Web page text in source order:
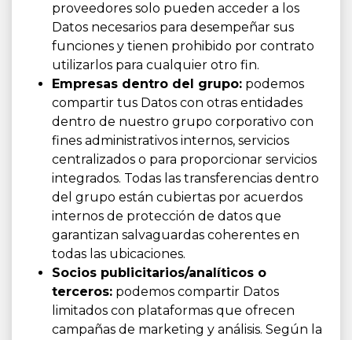
proveedores solo pueden acceder a los
Datos necesarios para desempeñar sus
funciones y tienen prohibido por contrato
utilizarlos para cualquier otro fin.
Empresas dentro del grupo: podemos
compartir tus Datos con otras entidades
dentro de nuestro grupo corporativo con
fines administrativos internos, servicios
centralizados o para proporcionar servicios
integrados. Todas las transferencias dentro
del grupo están cubiertas por acuerdos
internos de protección de datos que
garantizan salvaguardas coherentes en
todas las ubicaciones.
Socios publicitarios/analíticos o
terceros: podemos compartir Datos
limitados con plataformas que ofrecen
campañas de marketing y análisis. Según la